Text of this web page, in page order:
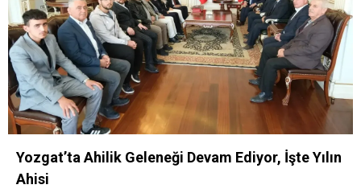
Yozgat’ta Ahilik Geleneği Devam Ediyor, İşte Yılın
Ahisi